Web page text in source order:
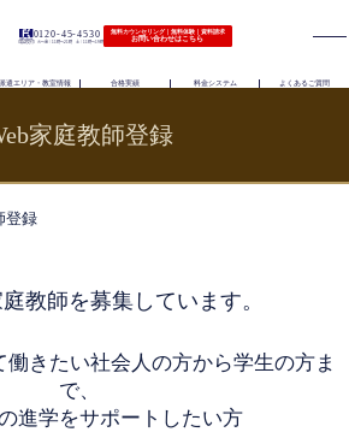
0120-45-4530
（電話受付）火〜金｜11時〜21時 土｜11時〜19時
無料カウンセリング｜無料体験｜資料請求
お問い合わせはこちら
派遣エリア・教室情報 合格実績 料金システム よくあるご質問
家庭教師登録
登録
教師を募集しています。
きたい社会人の方から学生の方ま
で、
進学をサポートしたい方